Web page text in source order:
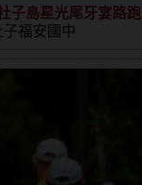
子島星光尾牙宴路跑
福安國中